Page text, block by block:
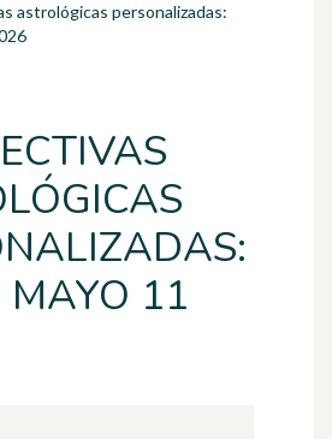
astrológicas personalizadas:
MAYO 11